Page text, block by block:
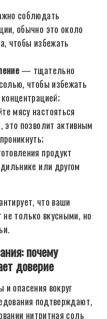
соблюдать
обычно это около
чтобы избежать
— тщательно
чтобы избежать
мясу настояться
это позволит активным
продукт
или другом
что ваши
только вкусными, но
почему
доверие
опасения вокруг
подтверждают,
нитритная соль